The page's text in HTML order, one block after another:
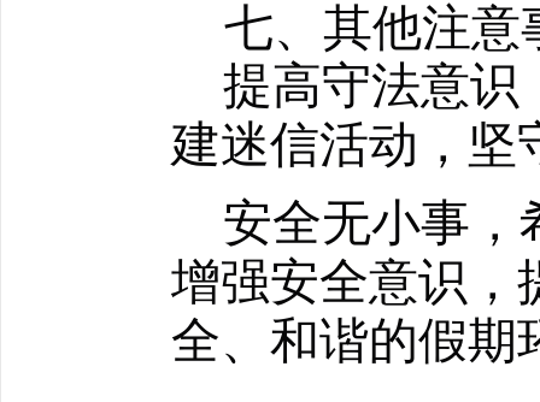
七、其他注意
提高守法意识
建迷信活动，坚
安全无小事，
增强安全意识，
全、和谐的假期